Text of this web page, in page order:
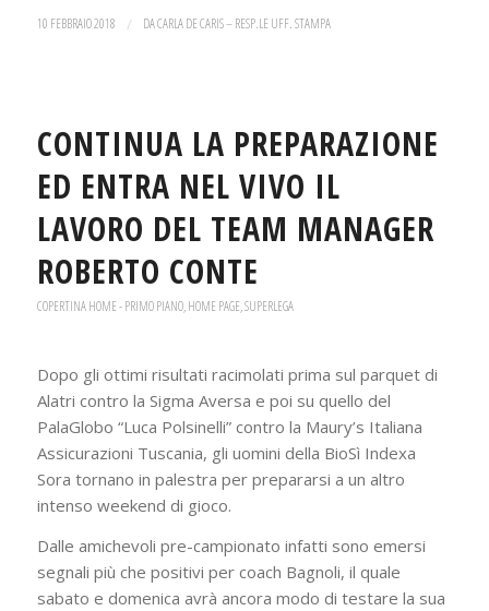
10 FEBBRAIO 2018 / DACARLA DE CARIS – RESP.LE UFF. STAMPA
CONTINUA LA PREPARAZIONE
ED ENTRA NEL VIVO IL
LAVORO DEL TEAM MANAGER
ROBERTO CONTE
COPERTINA HOME - PRIMO PIANO,HOME PAGE,SUPERLEGA
Dopo gli ottimi risultati racimolati prima sul parquet di
Alatri contro la Sigma Aversa e poi su quello del
PalaGlobo “Luca Polsinelli” contro la Maury’s Italiana
Assicurazioni Tuscania, gli uomini della BioSì Indexa
Sora tornano in palestra per prepararsi a un altro
intenso weekend di gioco.
Dalle amichevoli pre-campionato infatti sono emersi
segnali più che positivi per coach Bagnoli, il quale
sabato e domenica avrà ancora modo di testare la sua